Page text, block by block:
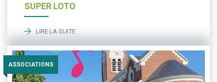
SUPER LOTO
LIRE LA SUITE
ASSOCIATIONS